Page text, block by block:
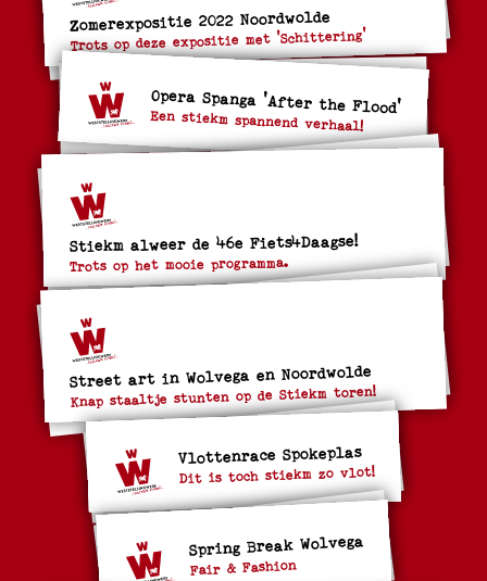
Zomerexpositie 2022 Noordwolde
Trots op deze expositie met 'Schittering'
Opera Spanga 'After the Flood'
Een stiekm spannend verhaal!
Stiekm alweer de 46e Fiets4Daagse!
Trots op het mooie programma.
Street art in Wolvega en Noordwolde
Knap staaltje stunten op de Stiekm toren!
Vlottenrace Spokeplas
Dit is toch stiekm zo vlot!
Spring Break Wolvega
Fair & Fashion